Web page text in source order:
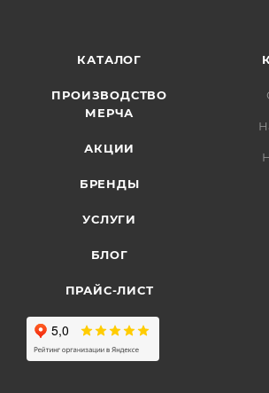
КАТАЛОГ
ПРОИЗВОДСТВО
МЕРЧА
АКЦИИ
БРЕНДЫ
УСЛУГИ
БЛОГ
ПРАЙС-ЛИСТ